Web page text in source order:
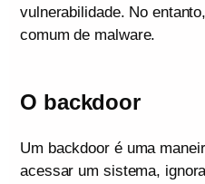
vulnerabilidade. No
comum de malware.
O backdoor
Um backdoor é uma
acessar um sistema,